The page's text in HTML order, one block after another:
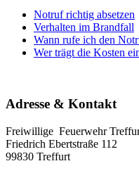
Notruf richtig absetzen
Verhalten im Brandfall
Wann rufe ich den
Wer trägt die Kosten
Adresse & Kontakt
Freiwillige Feuerwehr
Friedrich Ebertstraße 112
99830 Treffurt